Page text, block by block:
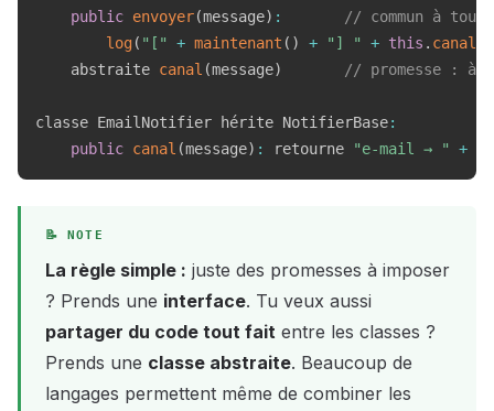
public envoyer(message) :
// commun à
log( "[" + maintenant ( ) + "] " + this . canal
    abstraite
canal (message) // promesse : à
classe EmailNotifier hérite NotifierBase:
public canal (message) : retourne "e-mail → " +
La règle simple : juste des promesses à imposer
? Prends une interface. Tu veux aussi
partager du code tout fait entre les classes ?
Prends une classe abstraite. Beaucoup de
langages permettent même de combiner les